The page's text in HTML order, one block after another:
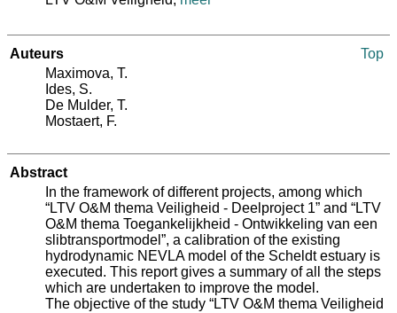
Auteurs
Top
Maximova, T.
Ides, S.
De Mulder, T.
Mostaert, F.
Abstract
In the framework of different projects, among which
“LTV O&M thema Veiligheid - Deelproject 1” and “LTV
O&M thema Toegankelijkheid - Ontwikkeling van een
slibtransportmodel”, a calibration of the existing
hydrodynamic NEVLA model of the Scheldt estuary is
executed. This report gives a summary of all the steps
which are undertaken to improve the model.
The objective of the study “LTV O&M thema Veiligheid